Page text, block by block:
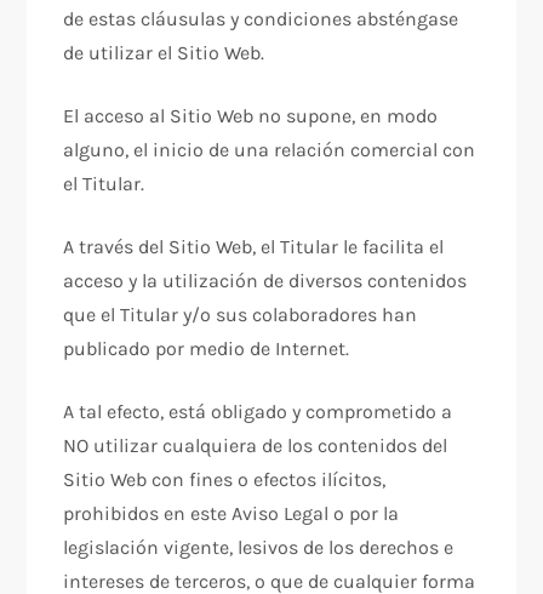
de estas cláusulas y condiciones absténgase
de utilizar el Sitio Web.
El acceso al Sitio Web no supone, en modo
alguno, el inicio de una relación comercial con
el Titular.
A través del Sitio Web, el Titular le facilita el
acceso y la utilización de diversos contenidos
que el Titular y/o sus colaboradores han
publicado por medio de Internet.
A tal efecto, está obligado y comprometido a
NO utilizar cualquiera de los contenidos del
Sitio Web con fines o efectos ilícitos,
prohibidos en este Aviso Legal o por la
legislación vigente, lesivos de los derechos e
intereses de terceros, o que de cualquier forma